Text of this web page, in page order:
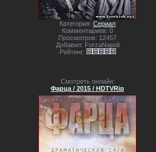
Категория: Сериал
Комментариев: 0
Просмотров: 12457
Добавил: ForzaNapoli
Рейтинг:
Смотреть онлайн:
Фарца / 2015 / HDTVRip